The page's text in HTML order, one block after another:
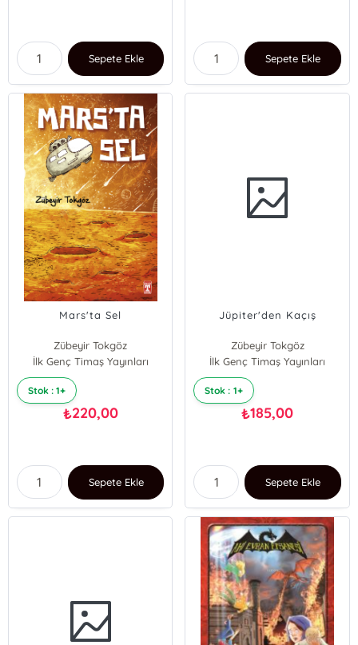
Sepete Ekle Sepete Ekle
Mars'ta Sel
Zübeyir Tokgöz
İlk Genç Timaş Yayınları
Stok : 1+
₺220,00
Sepete Ekle
Jüpiter'den Kaçış
Zübeyir Tokgöz
İlk Genç Timaş Yayınları
Stok : 1+
₺185,00
Sepete Ekle